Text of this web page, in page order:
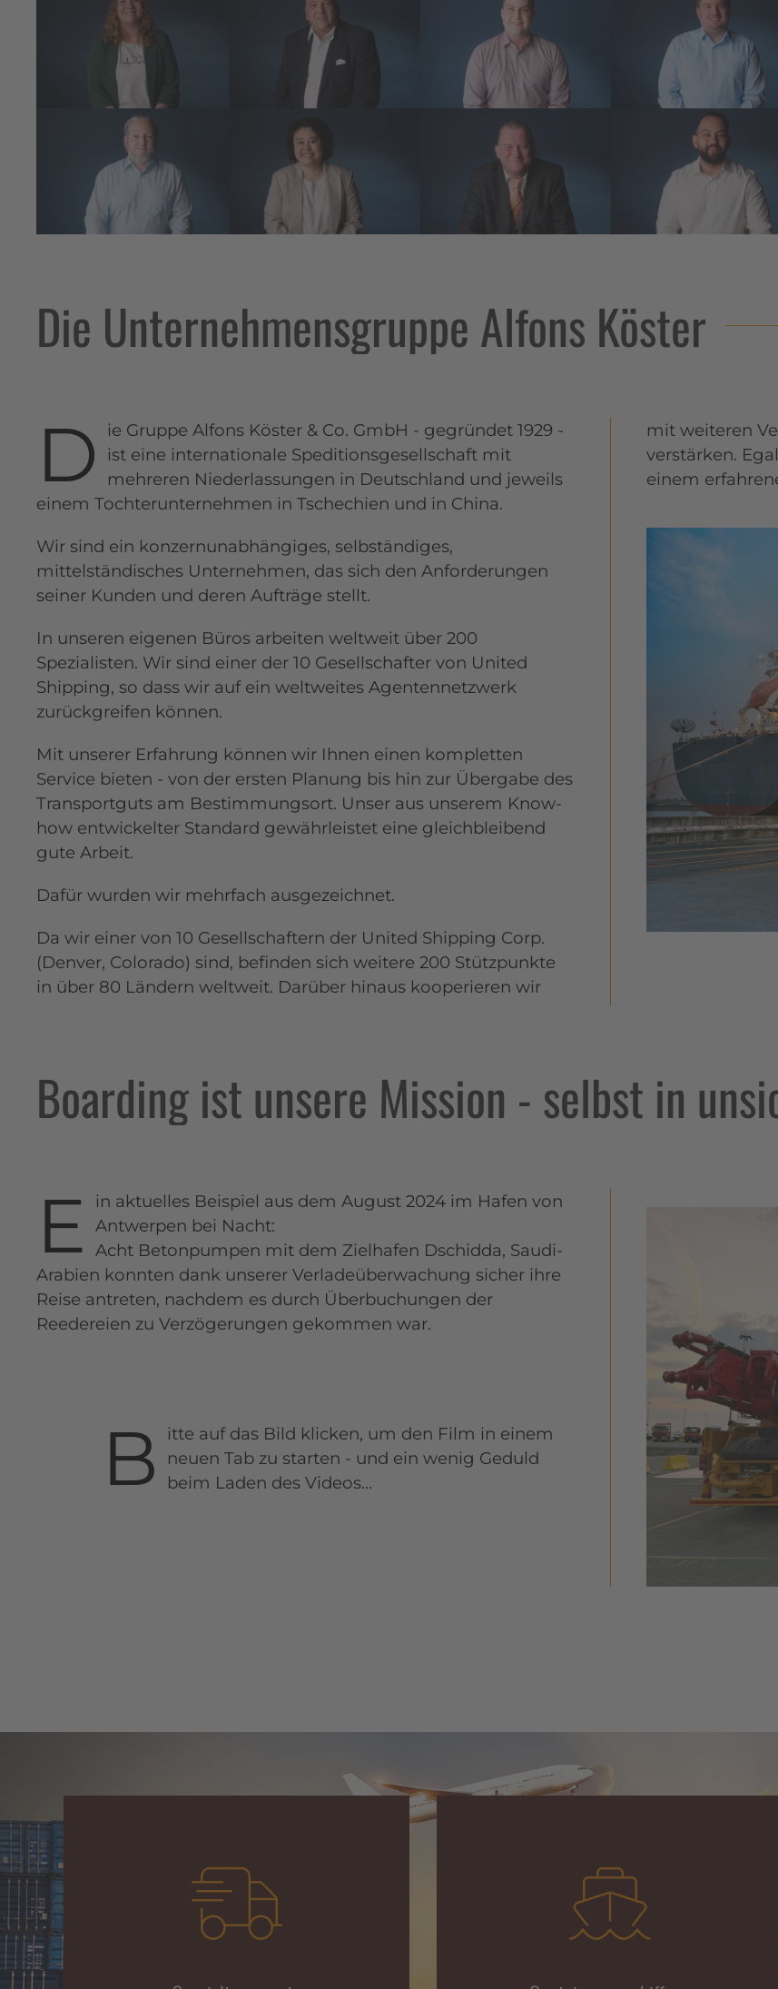
Die Unternehmensgruppe Alfons Köster
D
ie Gruppe Alfons Köster & Co. GmbH - gegründet 1929 -
ist eine internationale Speditionsgesellschaft mit
mehreren Niederlassungen in Deutschland und jeweils
einem Tochterunternehmen in Tschechien und in China.
Wir sind ein konzernunabhängiges, selbständiges,
mittelständisches Unternehmen, das sich den Anforderungen
seiner Kunden und deren Aufträge stellt.
In unseren eigenen Büros arbeiten weltweit über 200
Spezialisten. Wir sind einer der 10 Gesellschafter von United
Shipping, so dass wir auf ein weltweites Agentennetzwerk
zurückgreifen können.
Mit unserer Erfahrung können wir Ihnen einen kompletten
Service bieten - von der ersten Planung bis hin zur Übergabe des
Transportguts am Bestimmungsort. Unser aus unserem Know-
how entwickelter Standard gewährleistet eine gleichbleibend
gute Arbeit.
Dafür wurden wir mehrfach ausgezeichnet.
Da wir einer von 10 Gesellschaftern der United Shipping Corp.
(Denver, Colorado) sind, befinden sich weitere 200 Stützpunkte
in über 80 Ländern weltweit. Darüber hinaus kooperieren wir
mit weiteren
verstärken.
einem
Boarding ist unsere Mission - selbst in
E
in aktuelles Beispiel aus dem August 2024 im Hafen von
Antwerpen bei Nacht:
Acht Betonpumpen mit dem Zielhafen Dschidda, Saudi-
Arabien konnten dank unserer Verladeüberwachung sicher ihre
Reise antreten, nachdem es durch Überbuchungen der
Reedereien zu Verzögerungen gekommen war.
B
itte auf das Bild klicken, um den Film in einem
neuen Tab zu starten - und ein wenig Geduld
beim Laden des Videos...